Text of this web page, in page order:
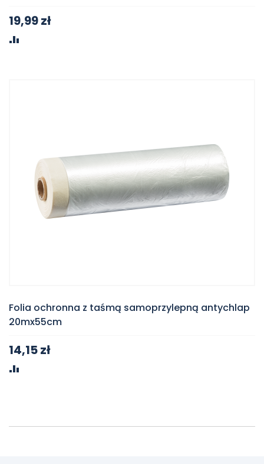
19,99 zł
Folia ochronna z taśmą samoprzylepną antychlap
20mx55cm
14,15 zł